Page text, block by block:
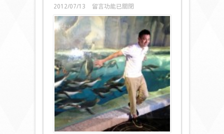
2012/07/13
在
〈海
公
園
「冰
極
天
地」
今
日
正
式
開
幕！〉
留言功能已關閉